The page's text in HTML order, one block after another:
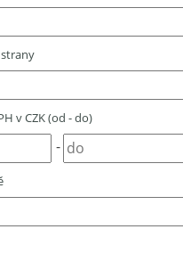
v CZK (od - do)
-